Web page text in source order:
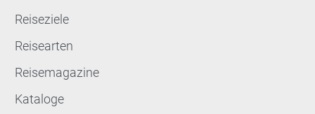
Reiseziele
Reisearten
Reisemagazine
Kataloge